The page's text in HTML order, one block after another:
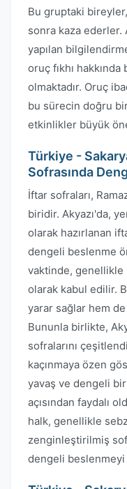
Bu gruptaki
sonra kaza ederler.
yapılan
oruç fıkhı
olmaktadır. Oruç
bu sürecin doğru
etkinlikler büyük
Türkiye -
Sofrasında
İftar sofraları,
biridir. Akyazı'da,
olarak hazırlanan
dengeli beslenme
vaktinde, genellikle
olarak kabul edilir.
yarar sağlar hem de
Bununla birlikte,
sofralarını
kaçınmaya özen
yavaş ve dengeli bir
açısından faydalı
halk, genellikle
zenginleştirilmiş
dengeli